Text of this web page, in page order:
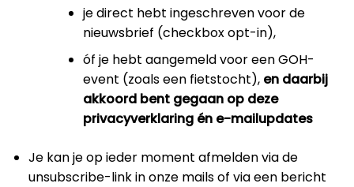
je direct hebt ingeschreven voor de
nieuwsbrief (checkbox opt-in),
óf je hebt aangemeld voor een GOH-
event (zoals een fietstocht), en daarbij
akkoord bent gegaan op deze
privacyverklaring én e-mailupdates
Je kan je op ieder moment afmelden via de
unsubscribe-link in onze mails of via een bericht